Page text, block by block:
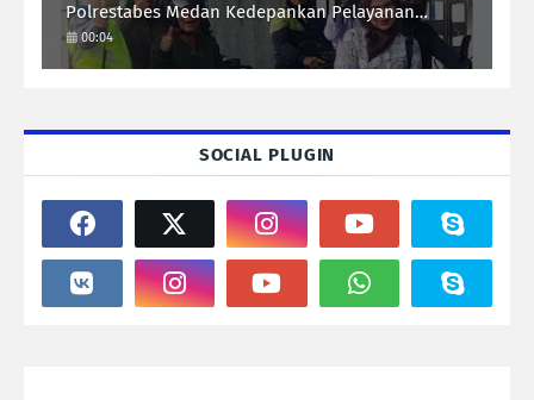
Polrestabes Medan Kedepankan Pelayanan
Humanis Demi Lalu Lintas Aman Tertib Lancar
00:04
SOCIAL PLUGIN